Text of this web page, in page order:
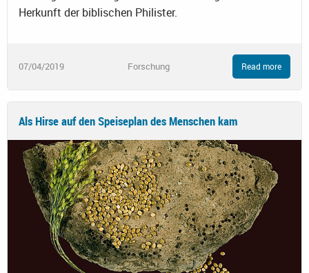
Herkunft der biblischen Philister.
07/04/2019 Forschung Read more
Als Hirse auf den Speiseplan des Menschen kam